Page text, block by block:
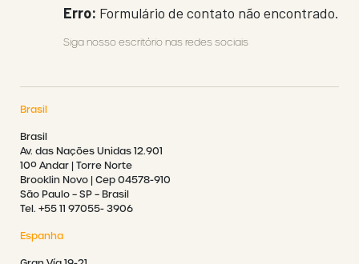
Erro: Formulário de contato não encontrado.
Siga nosso escritório nas redes sociais
Brasil
Brasil
Av. das Nações Unidas 12.901
10º Andar | Torre Norte
Brooklin Novo | Cep 04578-910
São Paulo – SP – Brasil
Tel. +55 11 97055- 3906
Espanha